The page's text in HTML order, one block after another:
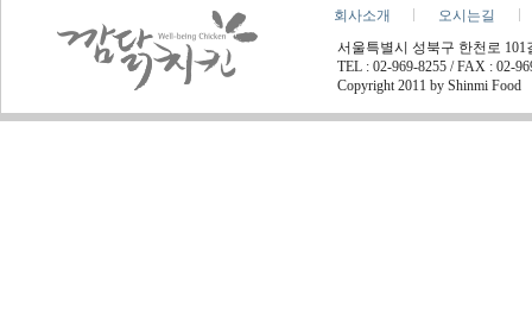
회사소개
오시는길
서울특별시 성북구 한천로 101
TEL : 02-969-8255 / FAX : 02-
Copyright 2011 by Shinmi Food